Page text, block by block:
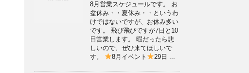
8月営業スケジュールです。 お
盆休み・・夏休み・・というわ
けではないですが、お休み多い
です。 飛び飛びですが7日と10
日営業します。 暇だったら悲
しいので、ぜひ来てほしいで
す。
8月イベント 29日 ...